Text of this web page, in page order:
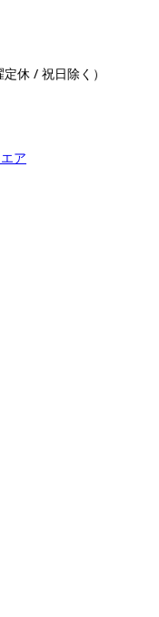
休 / 祝日除く）
ア​​​​​​​